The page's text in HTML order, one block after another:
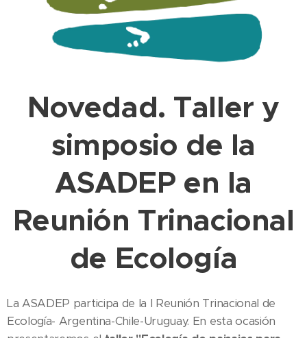
Novedad. Taller y
simposio de la
ASADEP en la
Reunión Trinacional
de Ecología
La ASADEP participa de la I Reunión Trinacional de
Ecología- Argentina-Chile-Uruguay. En esta ocasión